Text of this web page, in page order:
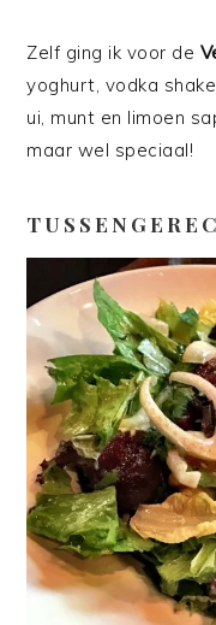
Zelf ging ik voor de
yoghurt, vodka
ui, munt en limoen
maar wel speciaal!